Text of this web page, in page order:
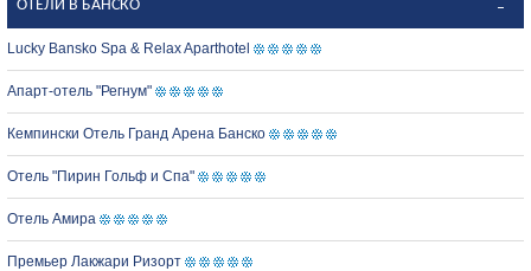
ОТЕЛИ В БАНСКО
Lucky Bansko Spa & Relax Aparthotel
Апарт-отель "Регнум"
Кемпински Отель Гранд Арена Банско
Отель "Пирин Гольф и Спа"
Отель Амира
Премьер Лакжари Ризорт